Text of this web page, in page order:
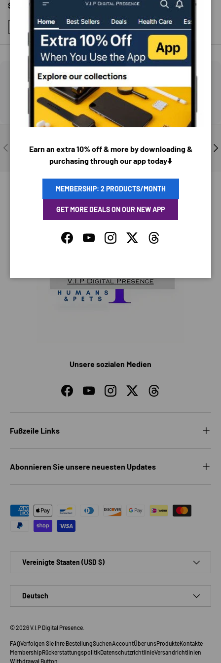
Verkaufspreis
$91.17 USD Regulärer Preis
HOLZKORN
Verkaufspreis
$53.77 USD Regulärer Preis
$74.20
SCHWARZ
Earn an extra 10% off & more by downloading &
purchasing through our app today⬇️
MEMBERSHIP: 2 PRODUCTS/MONTH
GET MORE DEALS ON OUR NEW APP
FacebookYouTubeInstagramTwitterThreads
Download on the
Get it on
Google Play
VORHERIGE
Kompetente Hilfe und Beratung
Unsere sozialen Medien
FacebookYouTubeInstagramTwitterThreads
Fußzeile Links
Abonnieren Sie unsere neuesten Updates
Zahlungsmethoden akzeptiert
Vereinigte Staaten (USD $)
Deutsch
© 2026V.I.P Digital Presence.
FAQVerfolgen Sie Ihre BestellungSuchenAccountÜber unsProdukteKontakte
MembershipRückerstattungspolitikDatenschutzrichtlinieVersandrichtlinien
Withdrawal Button